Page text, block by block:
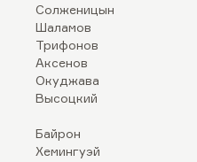
Солженицын
Шаламов
Трифонов
Аксенов
Окуджава
Высоцкий
Байрон
Хемингуэй